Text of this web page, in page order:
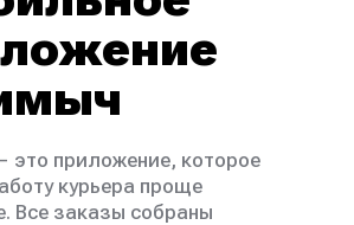
это приложение, которое
курьера проще
Все заказы собраны